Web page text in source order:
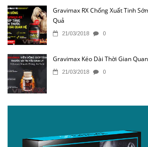
Gravimax RX Chống Xuất Tinh
Quả
21/03/2018 0
Gravimax Kéo Dài Thời Gian
21/03/2018 0